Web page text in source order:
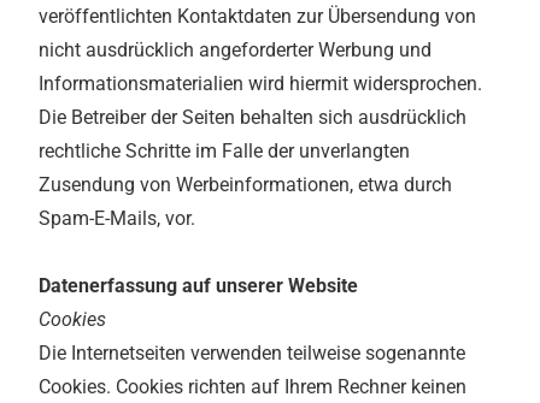
veröffentlichten Kontaktdaten zur Übersendung von
nicht ausdrücklich angeforderter Werbung und
Informationsmaterialien wird hiermit widersprochen.
Die Betreiber der Seiten behalten sich ausdrücklich
rechtliche Schritte im Falle der unverlangten
Zusendung von Werbeinformationen, etwa durch
Spam-E-Mails, vor.
Datenerfassung auf unserer Website
Cookies
Die Internetseiten verwenden teilweise sogenannte
Cookies. Cookies richten auf Ihrem Rechner keinen